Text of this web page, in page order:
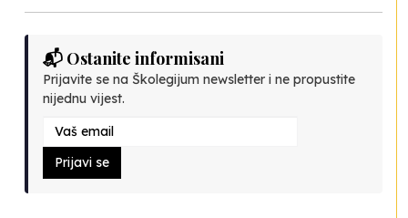
📬 Ostanite informisani
Prijavite se na Školegijum newsletter i ne propustite
nijednu vijest.
Prijavi se